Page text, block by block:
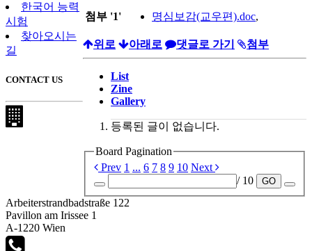
첨부 '1' 명심보감(교우편).doc,
위로 아래로 댓글로 가기 첨부
List
Zine
Gallery
등록된 글이 없습니다.
Board Pagination
Prev 1 ... 6 7 8 9 10 Next
/ 10
GO
한국어 능력
시험
찾아오시는
길
CONTACT US
Arbeiterstrandbadstraße 122
Pavillon am Irissee 1
A-1220 Wien